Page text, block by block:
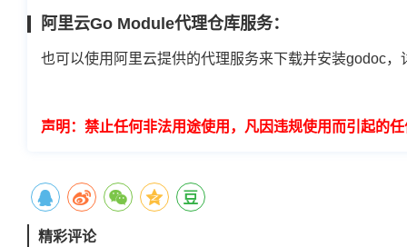
阿里云Go Module代理仓库服务：
也可以使用阿里云提供的代理服务来下载并安装godoc，
声明：禁止任何非法用途使用，凡因违规使用而引起的
精彩评论